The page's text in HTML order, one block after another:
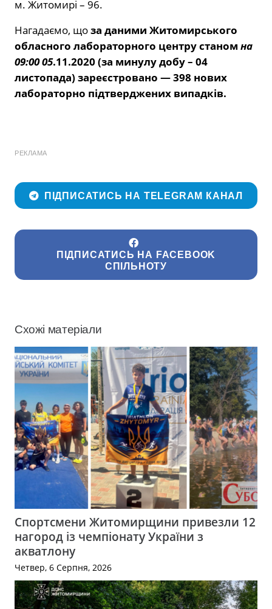
м. Житомирі – 96.
Нагадаємо, щоза даними Житомирського
обласного лабораторного центру станом на
09:00 05.11.2020 (за минулу добу – 04
листопада) зареєстровано — 398 нових
лабораторно підтверджених випадків.
РЕКЛАМА
ПІДПИСАТИСЬ НА TELEGRAM КАНАЛ
ПІДПИСАТИСЬ НА FACEBOOK
СПІЛЬНОТУ
Схожі матеріали
Спортсмени Житомирщини привезли 12
нагород із чемпіонату України з
акватлону
Четвер, 6 Серпня, 2026